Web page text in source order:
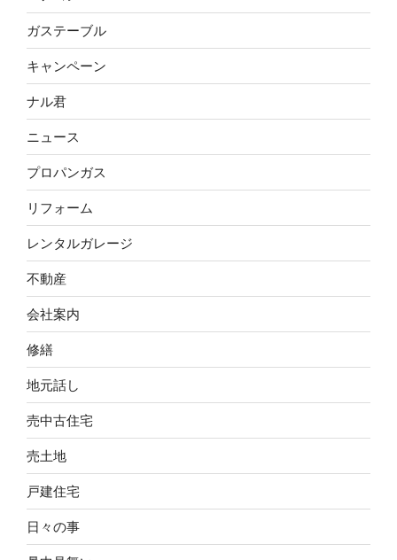
ガステーブル
キャンペーン
ナル君
ニュース
プロパンガス
リフォーム
レンタルガレージ
不動産
会社案内
修繕
地元話し
売中古住宅
売土地
戸建住宅
日々の事